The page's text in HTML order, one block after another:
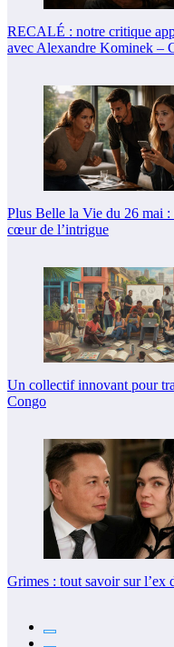
RECALÉ : notre critique
avec Alexandre Kominek –
Plus Belle la Vie du 26 mai :
cœur de l’intrigue
Un collectif innovant pour
Congo
Grimes : tout savoir sur l’ex